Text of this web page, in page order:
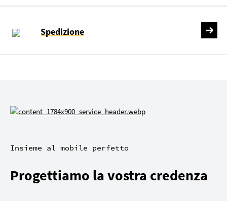
Spedizione
Insieme al mobile perfetto
Progettiamo la vostra credenza